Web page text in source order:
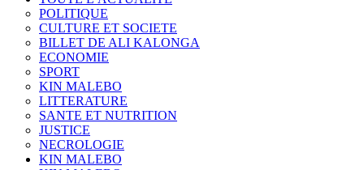
POLITIQUE
CULTURE ET SOCIETE
BILLET DE ALI KALONGA
ECONOMIE
SPORT
KIN MALEBO
LITTERATURE
SANTE ET NUTRITION
JUSTICE
NECROLOGIE
KIN MALEBO